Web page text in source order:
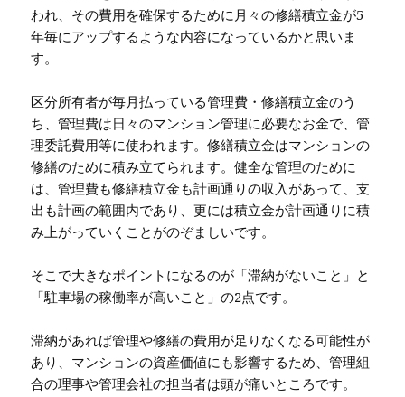
われ、その費用を確保するために月々の修繕積立金が5
年毎にアップするような内容になっているかと思いま
す。
区分所有者が毎月払っている管理費・修繕積立金のう
ち、管理費は日々のマンション管理に必要なお金で、管
理委託費用等に使われます。修繕積立金はマンションの
修繕のために積み立てられます。健全な管理のために
は、管理費も修繕積立金も計画通りの収入があって、支
出も計画の範囲内であり、更には積立金が計画通りに積
み上がっていくことがのぞましいです。
そこで大きなポイントになるのが「滞納がないこと」と
「駐車場の稼働率が高いこと」の2点です。
滞納があれば管理や修繕の費用が足りなくなる可能性が
あり、マンションの資産価値にも影響するため、管理組
合の理事や管理会社の担当者は頭が痛いところです。